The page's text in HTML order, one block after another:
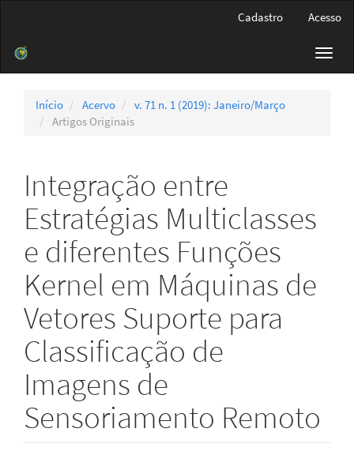
Barra
Cadastro Acesso
Início Acervo
v. 71 n. 1 (2019): Janeiro/Março
Artigos Originais
Integração entre
Estratégias Multiclasses
e diferentes Funções
Kernel em Máquinas de
Vetores Suporte para
Classificação de
Imagens de
Sensoriamento Remoto